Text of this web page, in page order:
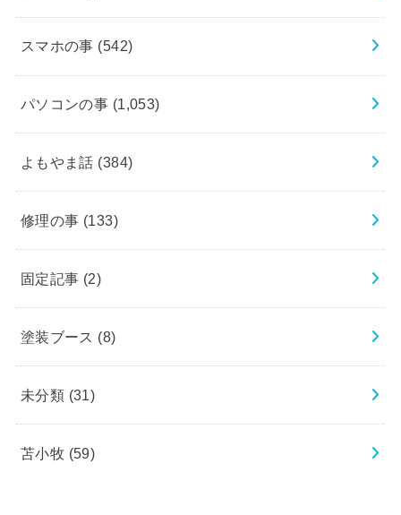
スマホの事 (542)
パソコンの事 (1,053)
よもやま話 (384)
修理の事 (133)
固定記事 (2)
塗装ブース (8)
未分類 (31)
苫小牧 (59)